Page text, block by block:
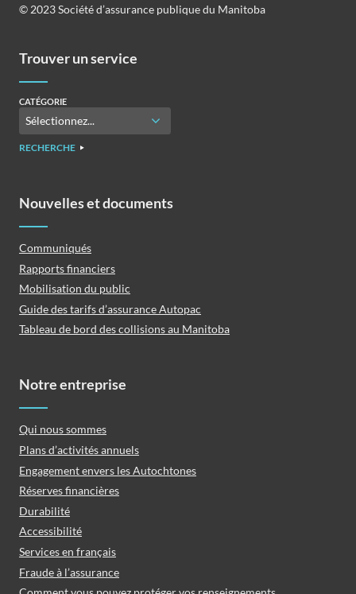
©️️ 2023 Société d’assurance publique du Manitoba
Trouver un service
CATÉGORIE
RECHERCHE
Nouvelles et documents
Communiqués
Rapports financiers
Mobilisation du public
Guide des tarifs d’assurance Autopac
Tableau de bord des collisions au Manitoba
Notre entreprise
Qui nous sommes
Plans d’activités annuels
Engagement envers les Autochtones
Réserves financières
Durabilité
Accessibilité
Services en français
Fraude à l’assurance